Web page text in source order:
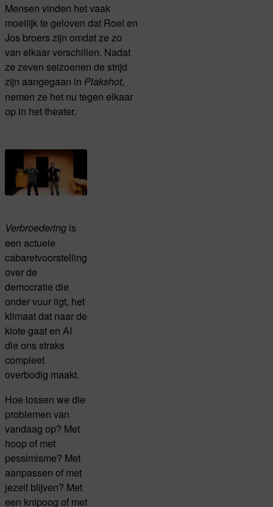
Mensen vinden het vaak
moeilijk te geloven dat Roel en
Jos broers zijn omdat ze zo
van elkaar verschillen. Nadat
ze zeven seizoenen de strijd
zijn aangegaan in Plakshot,
nemen ze het nu tegen elkaar
op in het theater.
Verbroedering is
een actuele
cabaretvoorstelling
over de
democratie die
onder vuur ligt, het
klimaat dat naar de
klote gaat en AI
die ons straks
compleet
overbodig maakt.
Hoe lossen we die
problemen van
vandaag op? Met
hoop of met
pessimisme? Met
aanpassen of met
jezelf blijven? Met
een knipoog of met